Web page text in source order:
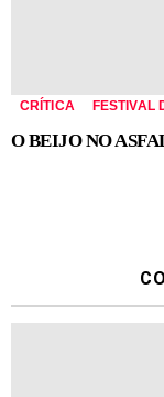
CRÍTICA FESTIVAL
O BEIJO NO